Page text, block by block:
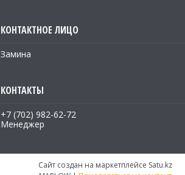
Замина
+7 (702) 982-62-72
Менеджер
Сайт создан на маркетплейсе Satu.kz